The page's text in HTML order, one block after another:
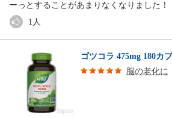
ーっとすることがあまりなくなりました！
1 人
ゴツコラ 475mg 180カ
脳の老化に